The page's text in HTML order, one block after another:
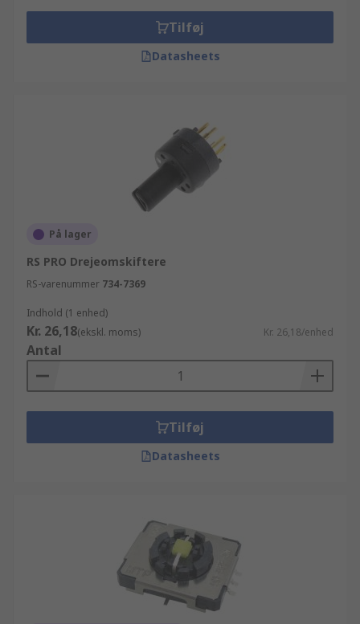
Tilføj
Datasheets
På lager
RS PRO Drejeomskiftere
RS-varenummer 734-7369
Indhold (1 enhed)
Kr. 26,18(ekskl. moms) Kr. 26,18/enhed
Antal
Tilføj
Datasheets